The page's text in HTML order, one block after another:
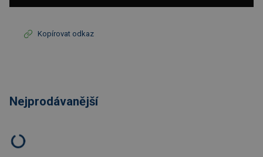
Kopírovat odkaz
Nejprodávanější